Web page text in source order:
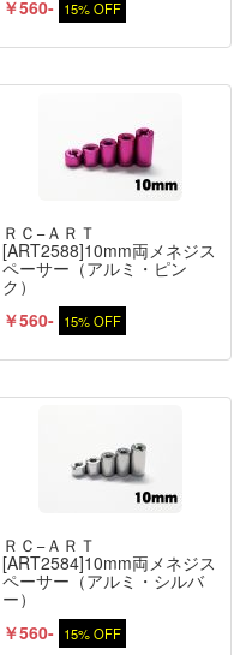
￥560- 15% OFF
ＲＣ−ＡＲＴ
[ART2588]10mm両メネジス
ペーサー（アルミ・ピン
ク）
￥560- 15% OFF
ＲＣ−ＡＲＴ
[ART2584]10mm両メネジス
ペーサー（アルミ・シルバ
ー）
￥560- 15% OFF